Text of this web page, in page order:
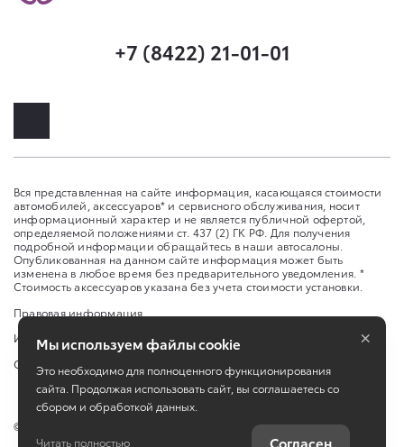
+7 (8422) 21-01-01
Вся представленная на сайте информация, касающаяся стоимости
автомобилей, аксессуаров* и сервисного обслуживания, носит
информационный характер и не является публичной офертой,
определяемой положениями ст. 437 (2) ГК РФ. Для получения
подробной информации обращайтесь в наши автосалоны.
Опубликованная на данном сайте информация может быть
изменена в любое время без предварительного уведомления. *
Стоимость аксессуаров указана без учета стоимости установки.
Правовая информация
Изменить настройку cookies
Сбросить cookie
©
Мы используем файлы cookie
Это необходимо для полноценного функционирования
сайта. Продолжая использовать сайт, вы соглашаетесь со
сбором и обработкой данных.
Читать полностью Согласен
×